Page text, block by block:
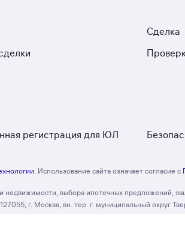
Сделка
регистрация для ЮЛ
. Использование сайта означает согласие с
выбора ипотечных предложений,
г. Москва, вн. тер. г. муниципальный округ